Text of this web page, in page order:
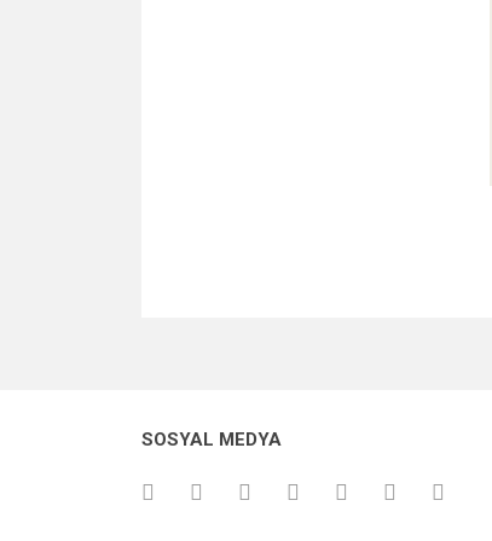
Ürün açıklamasında eksik bilgiler bulunuyor.
SOSYAL MEDYA